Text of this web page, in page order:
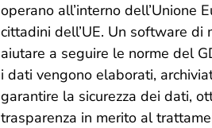
operano all’interno dell’Unione
cittadini dell’UE. Un software
aiutare a seguire le norme del
i dati vengono elaborati,
garantire la sicurezza dei dati,
trasparenza in merito al